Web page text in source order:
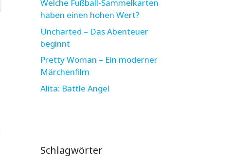
Welche Fußball-Sammelkarten
haben einen hohen Wert?
Uncharted – Das Abenteuer
beginnt
Pretty Woman – Ein moderner
Märchenfilm
Alita: Battle Angel
Schlagwörter